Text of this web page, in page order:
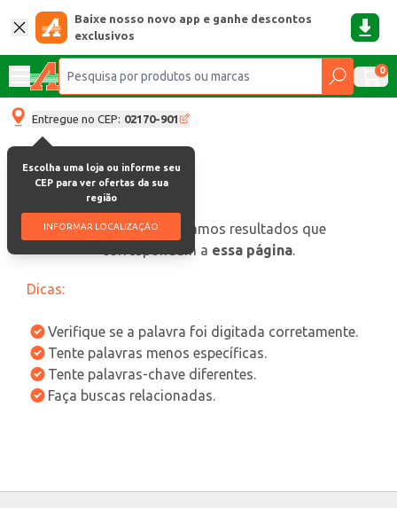
Baixe nosso novo app e ganhe descontos
exclusivos
0
Entregue no CEP: 02170-901
Escolha uma loja ou informe seu
CEP para ver ofertas da sua
região
INFORMAR LOCALIZAÇÃO
oops, não encontramos resultados que
correspondam a essa página.
Dicas:
Verifique se a palavra foi digitada corretamente.
Tente palavras menos específicas.
Tente palavras-chave diferentes.
Faça buscas relacionadas.